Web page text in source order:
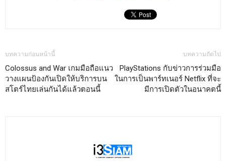
บทความก่อนหน้านี้
Colossus and War เกมมือถือแนว
วางแผนป้องกันเปิดให้บริการบน
สโตร์ไทยเล่นกันได้แล้วตอนนี้
บทความถัดไป
PlayStations กับข่าวการร่วมมือ
ในการเป็นพาร์ทเนอร์ Netflix ที่จะ
มีการเปิดตัวในอนาคตนี้